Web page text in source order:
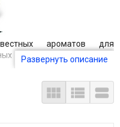
ароматов для
в пробирку 1,3 мл. на
Развернуть описание
  